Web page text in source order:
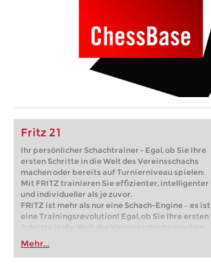
Fritz 21
Ihr persönlicher Schachtrainer - Egal, ob Sie Ihre
ersten Schritte in die Welt des Vereinsschachs
machen oder bereits auf Turnierniveau spielen:
Mit FRITZ trainieren Sie effizienter, intelligenter
und individueller als je zuvor.
FRITZ ist mehr als nur eine Schach-Engine – es ist
eine Trainingsrevolution! Egal, ob Sie Ihre ersten
Schritte in die Welt des Vereinsschachs machen
oder bereits auf Turnierniveau spielen: Mit
FRITZ trainieren Sie effizienter, intelligenter und
individueller als je zuvor.
Mehr...